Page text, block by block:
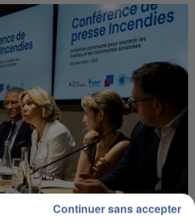
Continuer sans accepter